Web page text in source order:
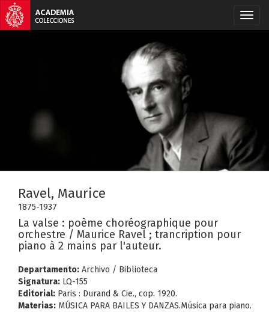
Ravel, Maurice
1875-1937
La valse : poème choréographique pour
orchestre / Maurice Ravel ; trancription pour
piano à 2 mains par l'auteur.
Departamento: Archivo / Biblioteca
Signatura: LQ-155
Editorial: Paris : Durand & Cie., cop. 1920.
Materias: MÚSICA PARA BAILES Y DANZAS.Música para piano.